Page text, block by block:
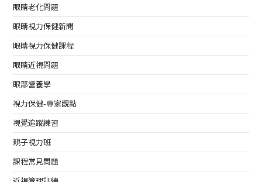
眼睛老化問題
眼睛視力保健新聞
眼睛視力保健課程
眼睛近視問題
眼部營養學
視力保健-專家觀點
視覺追蹤練習
親子視力班
課程常見問題